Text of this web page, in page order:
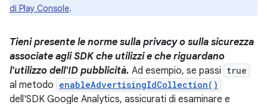
di Play Console.
Tieni presente le norme sulla privacy o sulla sicurezza
associate agli SDK che utilizzi e che riguardano
l'utilizzo dell'ID pubblicità. Ad esempio, se passi true
al metodo enableAdvertisingIdCollection()
dell'SDK Google Analytics, assicurati di esaminare e